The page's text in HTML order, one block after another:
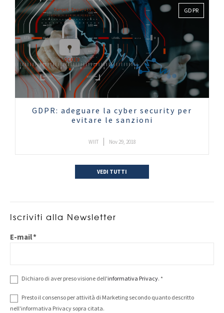
GDPR
GDPR: adeguare la cyber security per
evitare le sanzioni
WIIT | Nov 29, 2018
VEDI TUTTI
Iscriviti alla Newsletter
E-mail*
Dichiaro di aver preso visione dell'informativa Privacy. *
Presto il consenso per attività di Marketing secondo quanto descritto
nell'informativa Privacy sopra citata.